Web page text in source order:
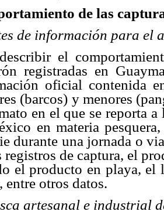
de las
de información para el
el
registradas en
oficial contenida
(barcos) y menores
en el que se reporta
en materia
durante una jornada o
registros de captura, el
el producto en playa,
entre otros datos.
artesanal e industrial